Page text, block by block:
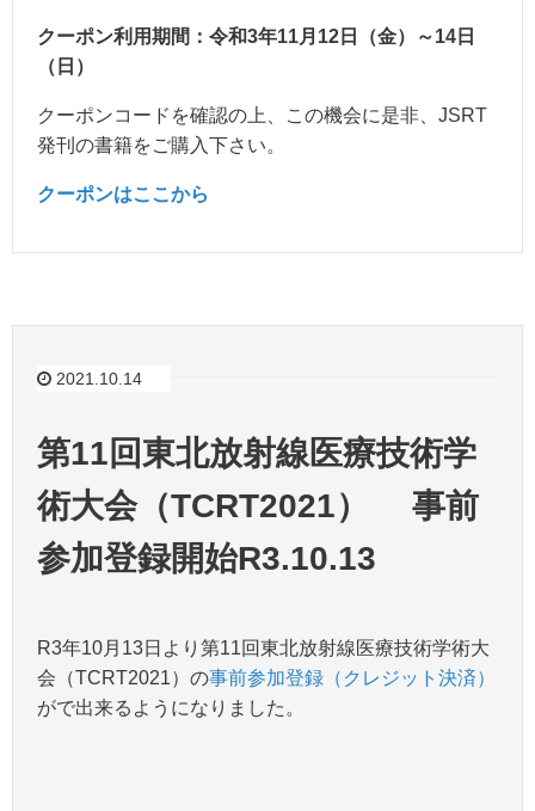
クーポン利用期間：令和3年11月12日（金）～14日
（日）
クーポンコードを確認の上、この機会に是非、JSRT
発刊の書籍をご購入下さい。
クーポンはここから
2021.10.14
第11回東北放射線医療技術学
術大会（TCRT2021） 事前
参加登録開始R3.10.13
R3年10月13日より第11回東北放射線医療技術学術大
会（TCRT2021）の事前参加登録（クレジット決済）
がで出来るようになりました。